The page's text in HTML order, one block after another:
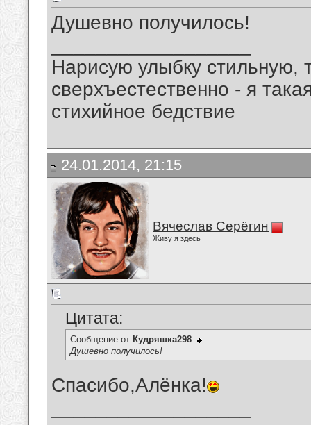
Душевно получилось!
Нарисую улыбку стильную,
сверхъестественно - я
стихийное бедствие
24.01.2014, 21:15
Вячеслав Серёгин
Живу я здесь
Цитата:
Сообщение от Кудряшка298
Душевно получилось!
Спасибо,Алёнка!